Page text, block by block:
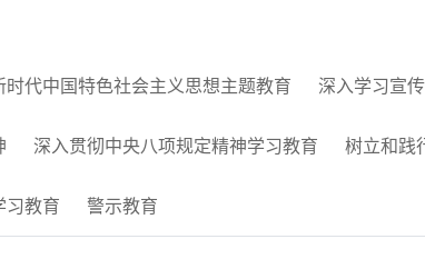
时代中国特色社会主义思想主题教育 深入学习宣
深入贯彻中央八项规定精神学习教育 树立和践
习教育 警示教育